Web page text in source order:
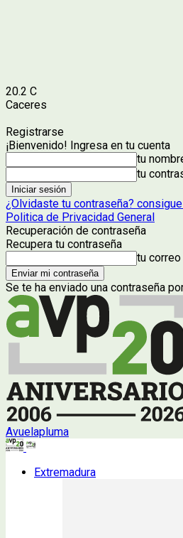
20.2 C
Caceres
Registrarse
¡Bienvenido! Ingresa en tu cuenta
tu
tu
¿Olvidaste tu contraseña?
Politica de Privacidad General
Recuperación de contraseña
Recupera tu contraseña
tu
Se te ha enviado una contraseña
Avuelapluma
Extremadura